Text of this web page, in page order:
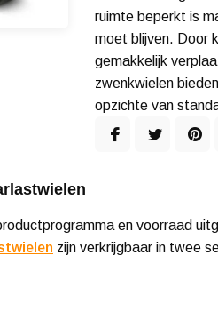
ruimte beperkt is
moet blijven. Door
gemakkelijk
zwenkwielen
opzichte van
en voorraad
zijn verkrijgbaar in twee